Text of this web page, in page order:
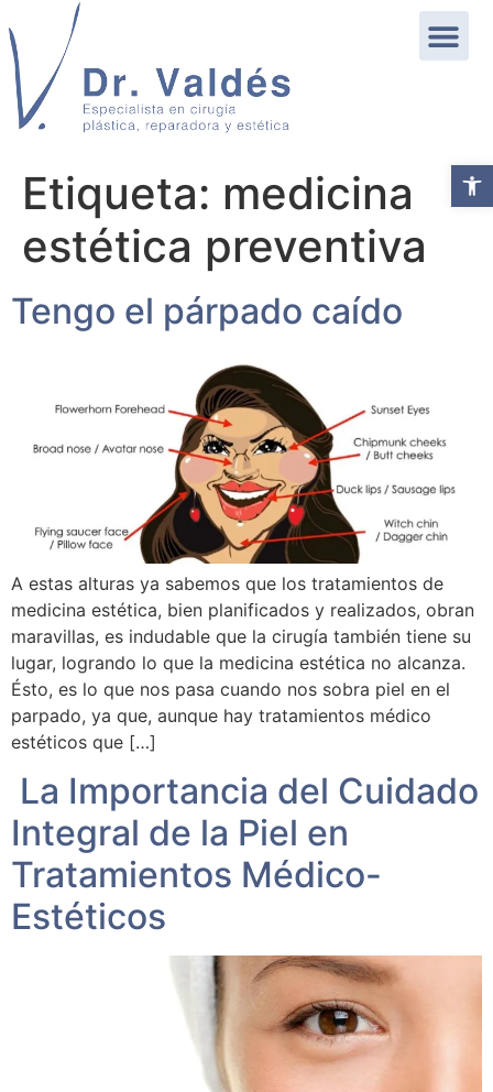
Etiqueta: medicina
estética preventiva
Tengo el párpado caído
A estas alturas ya sabemos que los tratamientos de
medicina estética, bien planificados y realizados, obran
maravillas, es indudable que la cirugía también tiene su
lugar, logrando lo que la medicina estética no alcanza.
Ésto, es lo que nos pasa cuando nos sobra piel en el
parpado, ya que, aunque hay tratamientos médico
estéticos que […]
La Importancia del Cuidado
Integral de la Piel en
Tratamientos Médico-
Estéticos
Abrir